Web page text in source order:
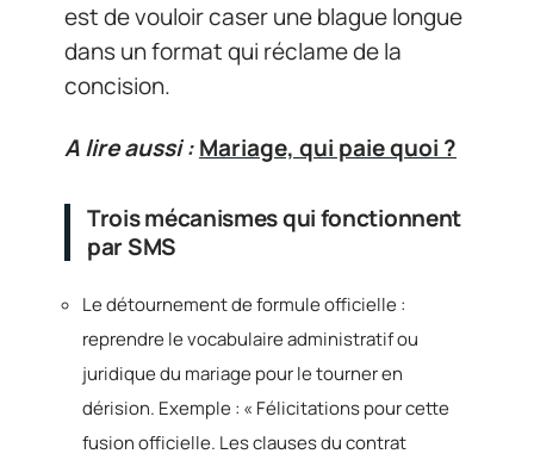
est de vouloir caser une blague longue
dans un format qui réclame de la
concision.
A lire aussi :Mariage, qui paie quoi ?
Trois mécanismes qui fonctionnent
par SMS
Le détournement de formule officielle :
reprendre le vocabulaire administratif ou
juridique du mariage pour le tourner en
dérision. Exemple : « Félicitations pour cette
fusion officielle. Les clauses du contrat